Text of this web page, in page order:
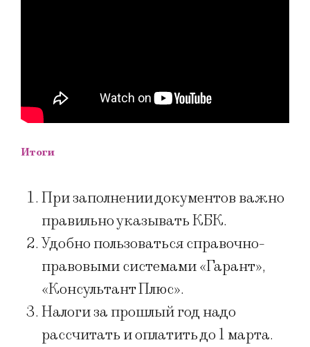
Итоги
При заполнении документов важно
правильно указывать КБК.
Удобно пользоваться справочно-
правовыми системами «Гарант»,
«Консультант Плюс».
Налоги за прошлый год надо
рассчитать и оплатить до 1 марта.